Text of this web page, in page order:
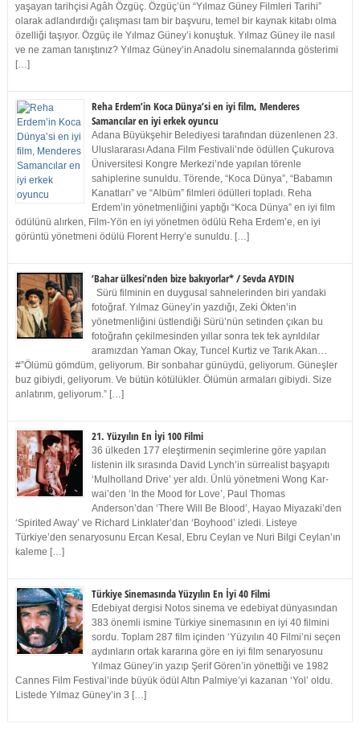
yaşayan tarihçisi Agâh Özgüç. Özgüç’ün “Yılmaz Güney Filmleri Tarihi”
olarak adlandırdığı çalışması tam bir başvuru, temel bir kaynak kitabı olma
özelliği taşıyor. Özgüç ile Yılmaz Güney’i konuştuk. Yılmaz Güney ile nasıl
ve ne zaman tanıştınız? Yılmaz Güney’in Anadolu sinemalarında gösterimi
[…]
Reha Erdem’in Koca Dünya’si en iyi film, Menderes
Samancılar en iyi erkek oyuncu
Adana Büyükşehir Belediyesi tarafından düzenlenen 23.
Uluslararası Adana Film Festivali’nde ödüllen Çukurova
Üniversitesi Kongre Merkezi’nde yapılan törenle
sahiplerine sunuldu. Törende, “Koca Dünya”, “Babamın
Kanatları” ve “Albüm” filmleri ödülleri topladı. Reha
Erdem’in yönetmenliğini yaptığı “Koca Dünya” en iyi film
ödülünü alırken, Film-Yön en iyi yönetmen ödülü Reha Erdem’e, en iyi
görüntü yönetmeni ödülü Florent Herry’e sunuldu. […]
‘Bahar ülkesi’nden bize bakıyorlar* / Sevda AYDIN
Sürü filminin en duygusal sahnelerinden biri yandaki
fotoğraf. Yılmaz Güney’in yazdığı, Zeki Ökten’in
yönetmenliğini üstlendiği Sürü’nün setinden çıkan bu
fotoğrafın çekilmesinden yıllar sonra tek tek ayrıldılar
aramızdan Yaman Okay, Tuncel Kurtiz ve Tarık Akan…
#”Ölümü gömdüm, geliyorum. Bir sonbahar günüydü, geliyorum. Güneşler
buz gibiydi, geliyorum. Ve bütün kötülükler. Ölümün armaları gibiydi. Size
anlatırım, geliyorum.” […]
21. Yüzyılın En İyi 100 Filmi
36 ülkeden 177 eleştirmenin seçimlerine göre yapılan
listenin ilk sırasında David Lynch’in sürrealist başyapıtı
‘Mulholland Drive’ yer aldı. Ünlü yönetmeni Wong Kar-
wai’den ‘In the Mood for Love’, Paul Thomas
Anderson’dan ‘There Will Be Blood’, Hayao Miyazaki’den
‘Spirited Away’ ve Richard Linklater’dan ‘Boyhood’ izledi. Listeye
Türkiye’den senaryosunu Ercan Kesal, Ebru Ceylan ve Nuri Bilgi Ceylan’ın
kaleme […]
Türkiye Sinemasında Yüzyılın En İyi 40 Filmi
Edebiyat dergisi Notos sinema ve edebiyat dünyasından
383 önemli ismine Türkiye sinemasının en iyi 40 filmini
sordu. Toplam 287 film içinden ‘Yüzyılın 40 Filmi’ni seçen
aydınların ortak kararına göre en iyi film senaryosunu
Yılmaz Güney’in yazıp Şerif Gören’in yönettiği ve 1982
Cannes Film Festival’inde büyük ödül Altın Palmiye’yi kazanan ‘Yol’ oldu.
Listede Yılmaz Güney’in 3 […]